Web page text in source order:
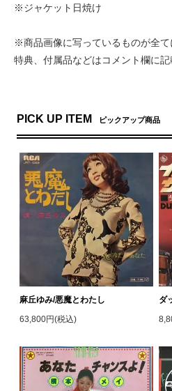
※ジャケット日焼け
※商品画像に写っているものが全て
特典、付属品などはコメント欄に記
PICK UP ITEM ピックアップ商品
麻丘ゆみ/悪魔とわたし
63,800円(税込)
ダ